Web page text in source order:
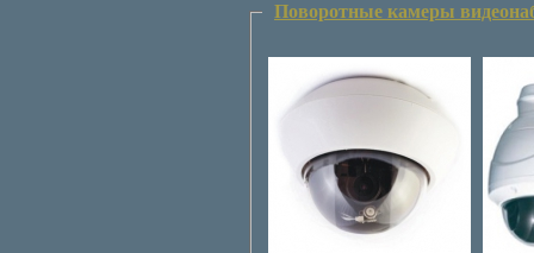
Поворотные камеры